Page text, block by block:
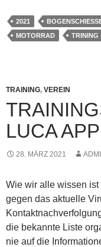
2021
MOTORRAD
TRINING
TRAINING, VEREIN
LUCA APP
28. MÄRZ 2021
Wie wir alle wissen
gegen das aktuelle
die bekannte Liste
nie auf die